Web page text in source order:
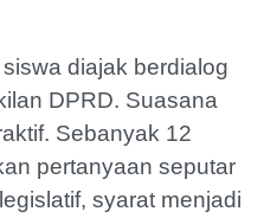
diajak berdialog
DPRD. Suasana
Sebanyak 12
pertanyaan seputar
syarat menjadi